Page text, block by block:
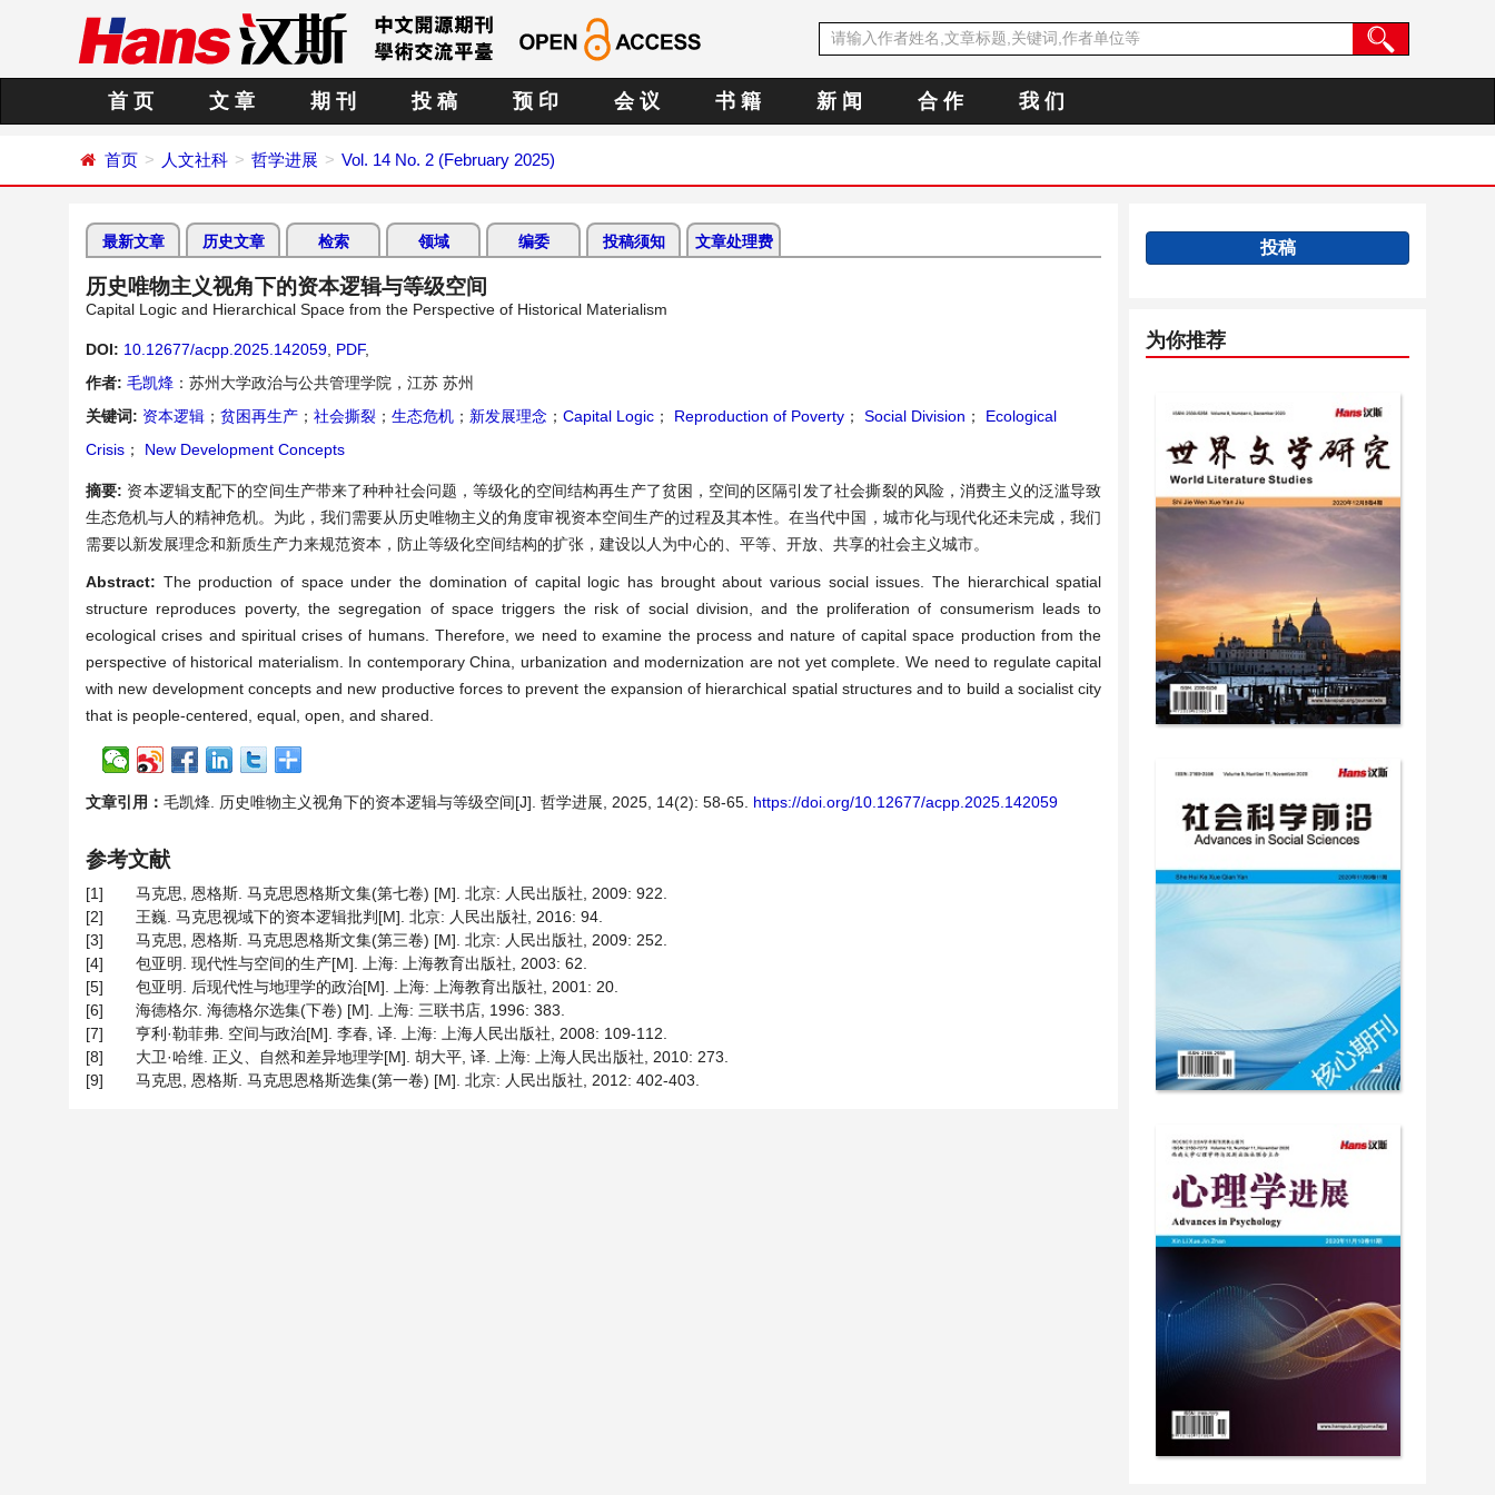
首 页 文 章 期 刊 投 稿 预 印 会 议 书 籍 新 闻 合 作 我 们
首页 人文社科 哲学进展 Vol. 14 No. 2 (February 2025)
最新文章 历史文章 检索 领域 编委 投稿须知 文章处理费
历史唯物主义视角下的资本逻辑与等级空间
Capital Logic and Hierarchical Space from the Perspective of Historical Materialism
DOI: 10.12677/acpp.2025.142059 PDF,
作者: 毛凯烽 ：苏州大学政治与公共管理学院，江苏 苏州
关键词: 资本逻辑 ； 贫困再生产 ； 社会撕裂 ； 生态危机 ； 新发展理念 ； Capital Logic ； Reproduction of Poverty ； Social Division ；
Ecological
Crisis ； New Development Concepts
摘要: 资本逻辑支配下的空间生产带来了种种社会问题，等级化的空间结构再生产了贫困，空间的区隔引发了社会撕裂的风险，消费主义的泛滥导致
生态危机与人的精神危机。为此，我们需要从历史唯物主义的角度审视资本空间生产的过程及其本性。在当代中国，城市化与现代化还未完成，我们
需要以新发展理念和新质生产力来规范资本，防止等级化空间结构的扩张，建设以人为中心的、平等、开放、共享的社会主义城市。
Abstract: The production of space under the domination of capital logic has brought about various social issues. The hierarchical spatial
structure reproduces poverty, the segregation of space triggers the risk of social division, and the proliferation of consumerism leads to
ecological crises and spiritual crises of humans. Therefore, we need to examine the process and nature of capital space production from the
perspective of historical materialism. In contemporary China, urbanization and modernization are not yet complete. We need to regulate capital
with new development concepts and new productive forces to prevent the expansion of hierarchical spatial structures and to build a socialist city
that is people-centered, equal, open, and shared.
文章引用： 毛凯烽. 历史唯物主义视角下的资本逻辑与等级空间[J]. 哲学进展, 2025, 14(2): 58-65. https://doi.org/10.12677/acpp.2025.142059
参考文献
[1]
马克思, 恩格斯. 马克思恩格斯文集(第七卷) [M]. 北京: 人民出版社, 2009: 922.
[2]
王巍. 马克思视域下的资本逻辑批判[M]. 北京: 人民出版社, 2016: 94.
[3]
马克思, 恩格斯. 马克思恩格斯文集(第三卷) [M]. 北京: 人民出版社, 2009: 252.
[4]
包亚明. 现代性与空间的生产[M]. 上海: 上海教育出版社, 2003: 62.
[5]
包亚明. 后现代性与地理学的政治[M]. 上海: 上海教育出版社, 2001: 20.
[6]
海德格尔. 海德格尔选集(下卷) [M]. 上海: 三联书店, 1996: 383.
[7]
亨利·勒菲弗. 空间与政治[M]. 李春, 译. 上海: 上海人民出版社, 2008: 109-112.
[8]
大卫·哈维. 正义、自然和差异地理学[M]. 胡大平, 译. 上海: 上海人民出版社, 2010: 273.
[9]
马克思, 恩格斯. 马克思恩格斯选集(第一卷) [M]. 北京: 人民出版社, 2012: 402-403.
投稿
为你推荐